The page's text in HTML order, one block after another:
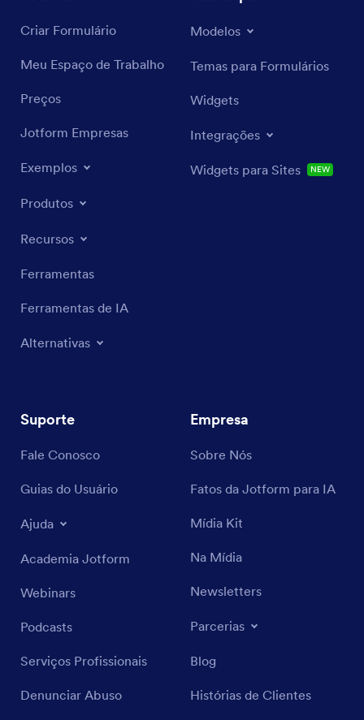
Criar Formulário
Meu Espaço de Trabalho
Preços
Jotform Empresas
Exemplos
Produtos
Recursos
Ferramentas
Ferramentas de IA
Alternativas
Modelos
Temas para Formulários
Widgets
Integrações
Widgets para Sites NEW
Suporte
Fale Conosco
Guias do Usuário
Ajuda
Academia Jotform
Webinars
Podcasts
Serviços Profissionais
Denunciar Abuso
Empresa
Sobre Nós
Fatos da Jotform para IA
Mídia Kit
Na Mídia
Newsletters
Parcerias
Blog
Histórias de Clientes